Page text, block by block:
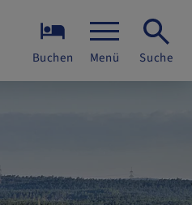
Buchen Menü Suche